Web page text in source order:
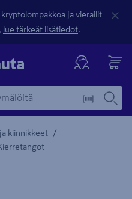
ja vierailit
lue tärkeät lisätiedot.
kiinnikkeet /
Tuotteen kuvaus -